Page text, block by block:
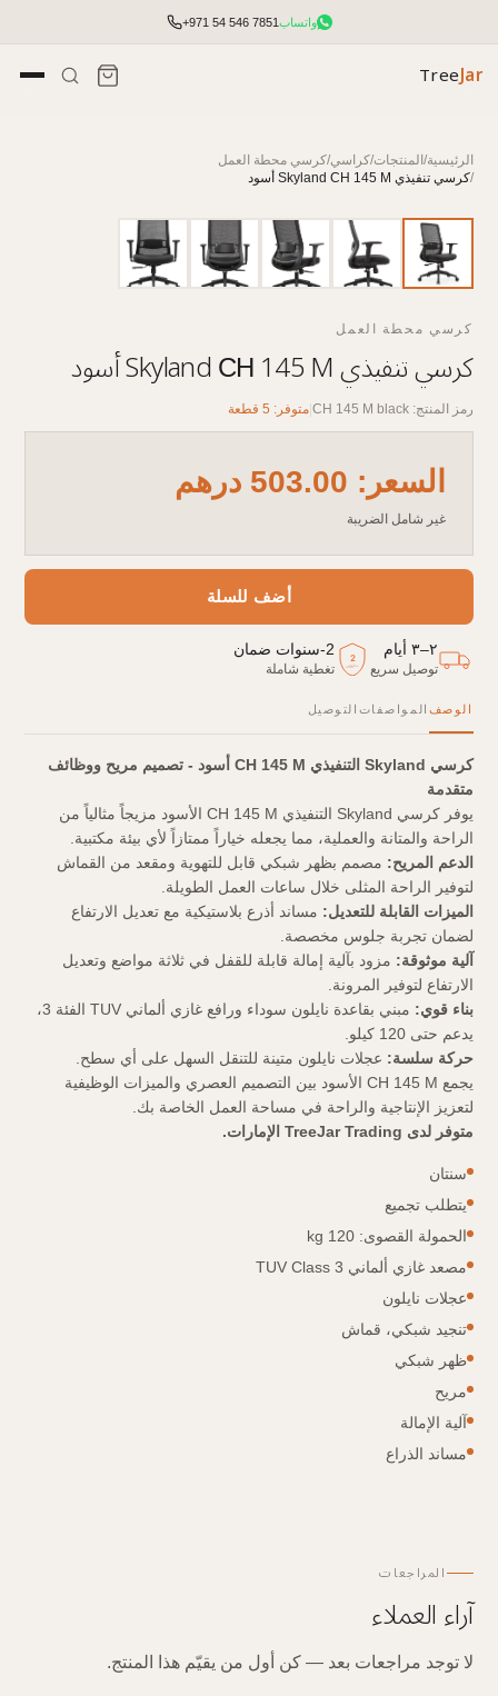
+971 54 546 7851واتساب
TreeJar
الرئيسية/ المنتجات/كراسي/كرسي محطة العمل
/كرسي تنفيذي Skyland СН 145 M أسود
كرسي محطة العمل
كرسي تنفيذي Skyland СН 145 M أسود
رمز المنتج: CH 145 M black |متوفر: 5 قطعة
السعر: 503.00 درهم
غير شامل الضريبة
أضف للسلة
٢–٣ أيام
توصيل سريع
2
سنوات
2
-سنوات ضمان
تغطية شاملة
الوصف المواصفات التوصيل
كرسي Skyland التنفيذي CH 145 M أسود - تصميم مريح ووظائف
متقدمة
يوفر كرسي Skyland التنفيذي CH 145 M الأسود مزيجاً مثالياً من
الراحة والمتانة والعملية، مما يجعله خياراً ممتازاً لأي بيئة مكتبية.
الدعم المريح: مصمم بظهر شبكي قابل للتهوية ومقعد من القماش
لتوفير الراحة المثلى خلال ساعات العمل الطويلة.
الميزات القابلة للتعديل: مساند أذرع بلاستيكية مع تعديل الارتفاع
لضمان تجربة جلوس مخصصة.
آلية موثوقة: مزود بآلية إمالة قابلة للقفل في ثلاثة مواضع وتعديل
الارتفاع لتوفير المرونة.
بناء قوي:
مبني بقاعدة نايلون سوداء ورافع غازي ألماني TUV الفئة 3،
يدعم حتى 120 كيلو.
حركة سلسة: عجلات نايلون متينة للتنقل السهل على أي سطح.
يجمع CH 145 M الأسود بين التصميم العصري والميزات الوظيفية
لتعزيز الإنتاجية والراحة في مساحة العمل الخاصة بك.
متوفر لدى TreeJar Trading الإمارات.
سنتان
يتطلب تجميع
الحمولة القصوى: 120 kg
مصعد غازي ألماني TUV Class 3
عجلات نايلون
تنجيد شبكي، قماش
ظهر شبكي
مريح
آلية الإمالة
مساند الذراع
المراجعات
آراء العملاء
لا توجد مراجعات بعد — كن أول من يقيّم هذا المنتج.
تأثيث مكتبي شامل مع التخطيط والتركيب.